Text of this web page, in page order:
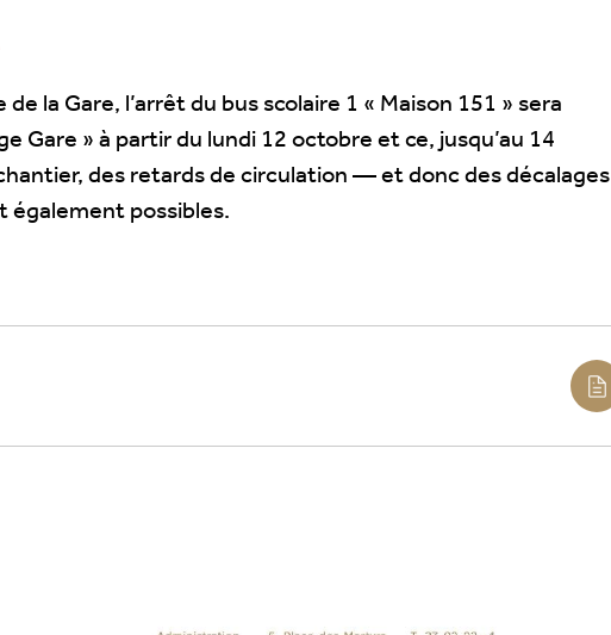
la Gare, l’arrêt du bus scolaire 1 « Maison 151 » sera
Gare » à partir du lundi 12 octobre et ce, jusqu’au 14
des retards de circulation — et donc des décalages
possibles.